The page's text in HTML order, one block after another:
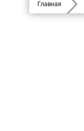
Главная